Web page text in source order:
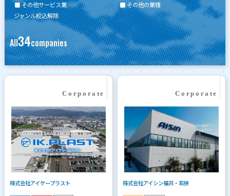
その他サービス業
その他の業種
ジャンル絞込解除
All34companies
株式会社アイケープラスト 株式会社アイシン福井・若狭